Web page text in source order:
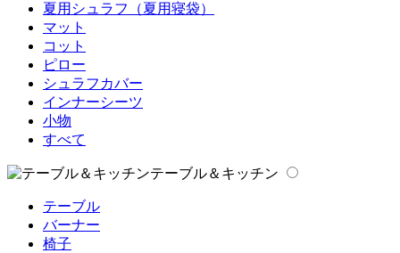
夏用シュラフ（夏用寝袋）
マット
コット
ピロー
シュラフカバー
インナーシーツ
小物
すべて
テーブル＆キッチン
テーブル
バーナー
椅子